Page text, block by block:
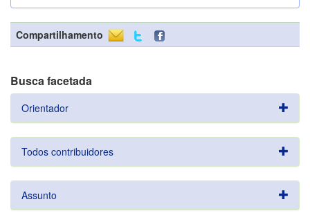
Compartilhamento
Busca facetada
Orientador
Todos contribuidores
Assunto